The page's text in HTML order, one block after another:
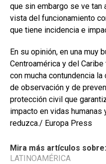
que sin embargo se ve tan
vista del funcionamiento
que tiene incidencia e
En su opinión, en una muy
Centroamérica y del
con mucha contundencia
de observación y de
protección civil que
impacto en vidas
reduzca./ Europa Press
Mira más artículos sobre:
LATINOAMÉRICA